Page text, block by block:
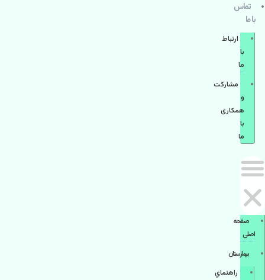
تماس
با ما
ارتباط
با
ما
مشاركت
و
همكاری
با
ما
صفحه
اصلی
بيمارستان
راهنماي